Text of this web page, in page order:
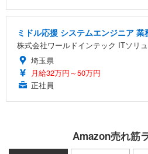
ミドル応援 システムエンジニア
株式会社ワールドインテック ITソリ
埼玉県
月給32万円～50万円
正社員
Amazon売れ筋